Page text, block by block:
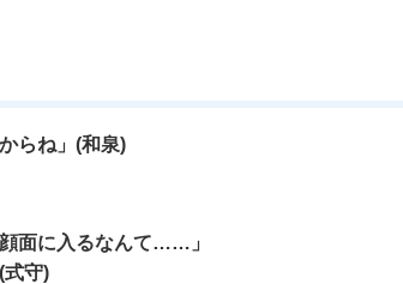
らね」(和泉)
面に入るなんて……」
式守)